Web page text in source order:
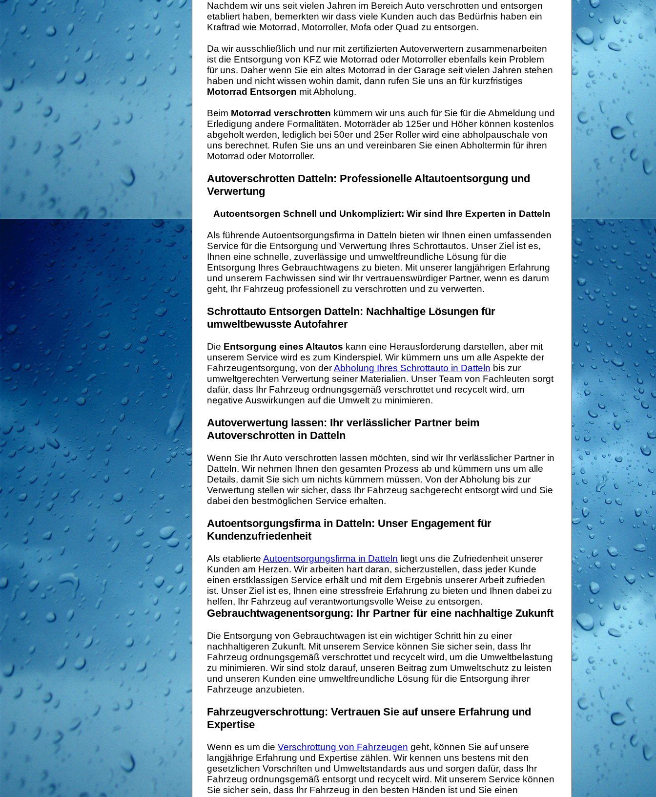
Nachdem wir uns seit vielen Jahren im Bereich Auto verschrotten und entsorgen
etabliert haben, bemerkten wir dass viele Kunden auch das Bedürfnis haben ein
Kraftrad wie Motorrad, Motorroller, Mofa oder Quad zu entsorgen.
Da wir ausschließlich und nur mit zertifizierten Autoverwertern zusammenarbeiten
ist die Entsorgung von KFZ wie Motorrad oder Motorroller ebenfalls kein Problem
für uns. Daher wenn Sie ein altes Motorrad in der Garage seit vielen Jahren stehen
haben und nicht wissen wohin damit, dann rufen Sie uns an für kurzfristiges
Motorrad Entsorgen mit Abholung.
Beim Motorrad verschrotten kümmern wir uns auch für Sie für die Abmeldung und
Erledigung andere Formalitäten. Motorräder ab 125er und Höher können kostenlos
abgeholt werden, lediglich bei 50er und 25er Roller wird eine abholpauschale von
uns berechnet. Rufen Sie uns an und vereinbaren Sie einen Abholtermin für ihren
Motorrad oder Motorroller.
Autoverschrotten Datteln: Professionelle Altautoentsorgung und
Verwertung
Autoentsorgen Schnell und Unkompliziert: Wir sind Ihre Experten in Datteln
Als führende Autoentsorgungsfirma in Datteln bieten wir Ihnen einen umfassenden
Service für die Entsorgung und Verwertung Ihres Schrottautos. Unser Ziel ist es,
Ihnen eine schnelle, zuverlässige und umweltfreundliche Lösung für die
Entsorgung Ihres Gebrauchtwagens zu bieten. Mit unserer langjährigen Erfahrung
und unserem Fachwissen sind wir Ihr vertrauenswürdiger Partner, wenn es darum
geht, Ihr Fahrzeug professionell zu verschrotten und zu verwerten.
Schrottauto Entsorgen Datteln: Nachhaltige Lösungen für
umweltbewusste Autofahrer
Die Entsorgung eines Altautos kann eine Herausforderung darstellen, aber mit
unserem Service wird es zum Kinderspiel. Wir kümmern uns um alle Aspekte der
Fahrzeugentsorgung, von derAbholung Ihres Schrottauto in Datteln bis zur
umweltgerechten Verwertung seiner Materialien. Unser Team von Fachleuten sorgt
dafür, dass Ihr Fahrzeug ordnungsgemäß verschrottet und recycelt wird, um
negative Auswirkungen auf die Umwelt zu minimieren.
Autoverwertung lassen: Ihr verlässlicher Partner beim
Autoverschrotten in Datteln
Wenn Sie Ihr Auto verschrotten lassen möchten, sind wir Ihr verlässlicher Partner in
Datteln. Wir nehmen Ihnen den gesamten Prozess ab und kümmern uns um alle
Details, damit Sie sich um nichts kümmern müssen. Von der Abholung bis zur
Verwertung stellen wir sicher, dass Ihr Fahrzeug sachgerecht entsorgt wird und Sie
dabei den bestmöglichen Service erhalten.
Autoentsorgungsfirma in Datteln: Unser Engagement für
Kundenzufriedenheit
Als etablierte Autoentsorgungsfirma in Datteln liegt uns die Zufriedenheit unserer
Kunden am Herzen. Wir arbeiten hart daran, sicherzustellen, dass jeder Kunde
einen erstklassigen Service erhält und mit dem Ergebnis unserer Arbeit zufrieden
ist. Unser Ziel ist es, Ihnen eine stressfreie Erfahrung zu bieten und Ihnen dabei zu
helfen, Ihr Fahrzeug auf verantwortungsvolle Weise zu entsorgen.
Gebrauchtwagenentsorgung: Ihr Partner für eine nachhaltige Zukunft
Die Entsorgung von Gebrauchtwagen ist ein wichtiger Schritt hin zu einer
nachhaltigeren Zukunft. Mit unserem Service können Sie sicher sein, dass Ihr
Fahrzeug ordnungsgemäß verschrottet und recycelt wird, um die Umweltbelastung
zu minimieren. Wir sind stolz darauf, unseren Beitrag zum Umweltschutz zu leisten
und unseren Kunden eine umweltfreundliche Lösung für die Entsorgung ihrer
Fahrzeuge anzubieten.
Fahrzeugverschrottung: Vertrauen Sie auf unsere Erfahrung und
Expertise
Wenn es um die Verschrottung von Fahrzeugen geht, können Sie auf unsere
langjährige Erfahrung und Expertise zählen. Wir kennen uns bestens mit den
gesetzlichen Vorschriften und Umweltstandards aus und sorgen dafür, dass Ihr
Fahrzeug ordnungsgemäß entsorgt und recycelt wird. Mit unserem Service können
Sie sicher sein, dass Ihr Fahrzeug in den besten Händen ist und Sie einen